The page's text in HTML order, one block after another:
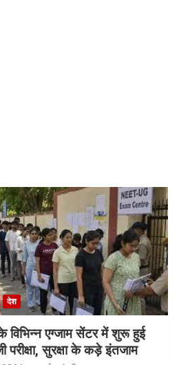
देश
विभिन्न एग्जाम सेंटर में शुरू हुई
परीक्षा, सुरक्षा के कड़े इंतजाम